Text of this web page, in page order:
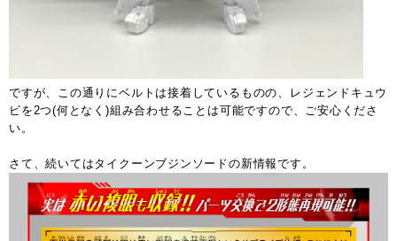
ですが、この通りにベルトは接着しているものの、レジェンドキュウ
ビを2つ(何となく)組み合わせることは可能ですので、ご安心くださ
い。
さて、続いてはタイクーンブジンソードの新情報です。